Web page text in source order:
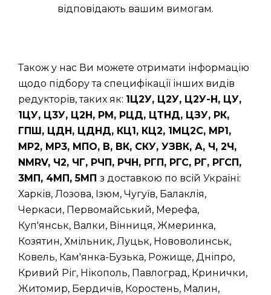
відповідають вашим вимогам.
Також у нас Ви можете отримати інформацію
щодо підбору та специфікації інших видів
редукторів, таких як: 1Ц2У, Ц2У, Ц2У-Н, ЦУ,
1ЦУ, Ц3У, Ц2Н, РМ, РЦД, ЦТНД, ЦЗУ, РК,
ГПШ, ЦДН, ЦДНД, КЦ1, КЦ2, 1МЦ2С, МР1,
МР2, МР3, МПО, В, ВК, СКУ, УЗВК, А, Ч, 2Ч,
NMRV, Ч2, ЧГ, РЧП, РЧН, РГП, РГС, РГ, РГСП,
3МП, 4МП, 5МП з доставкою по всій Україні:
Харків, Лозова, Ізюм, Чугуїв, Балаклія,
Черкаси, Первомайський, Мерефа,
Куп'янськ, Валки, Вінниця, Жмеринка,
Козятин, Хмільник, Луцьк, Нововолинськ,
Ковель, Кам'янка-Бузька, Рожище, Дніпро,
Кривий Ріг, Нікополь, Павлоград, Кринички,
Житомир, Бердичів, Коростень, Малин,